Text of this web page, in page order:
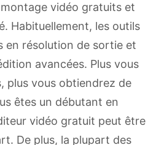
vidéo gratuits et
Habituellement, les outils
en résolution de sortie et
avancées. Plus vous
plus vous obtiendrez de
êtes un débutant en
vidéo gratuit peut être
De plus, la plupart des